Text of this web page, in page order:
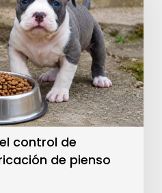
control de
de pienso